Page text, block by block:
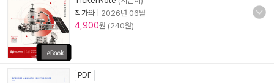
작가와| 2026년 06월
4,900원 (240원)
PDF